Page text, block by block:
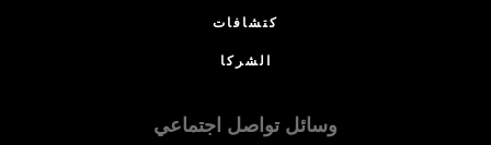
كتشافات
الشركا
وسائل تواصل اجتماعي